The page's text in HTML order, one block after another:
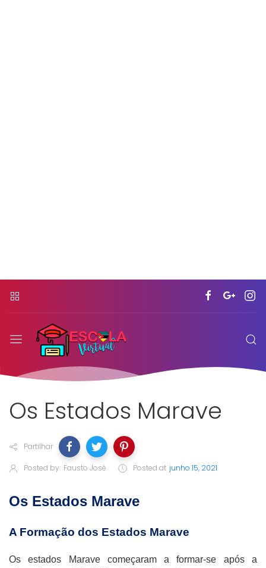
Os Estados Marave
Partilhar
Posted by: Fausto José Posted at junho 15, 2021
Os Estados Marave
A Formação dos Estados Marave
Os estados Marave começaram a formar-se após a